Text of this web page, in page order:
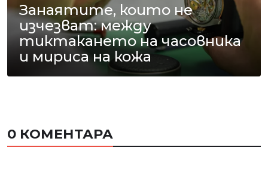
Занаятите, които не
изчезват: между
тиктакането на часовника
и мириса на кожа
0 КОМЕНТАРА